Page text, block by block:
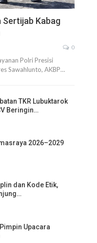
Sertijab Kabag
0
Polri Presisi
Sawahlunto, AKBP…
TKR Lubuktarok
Beringin…
2026–2029
dan Kode Etik,
Upacara